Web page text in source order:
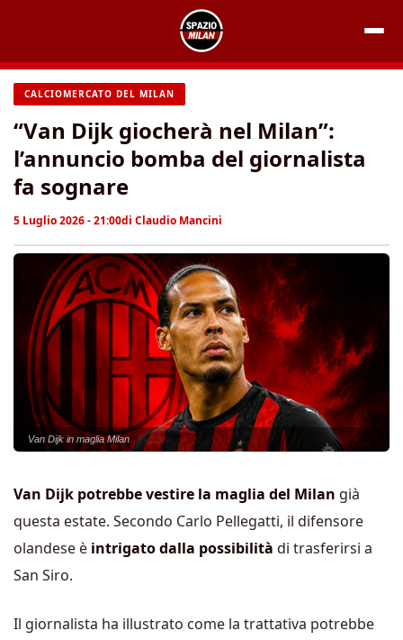
contenuto
CALCIOMERCATO DEL MILAN
“Van Dijk giocherà nel Milan”:
l’annuncio bomba del giornalista
fa sognare
5 Luglio 2026 - 21:00di Claudio Mancini
Van Dijk in maglia Milan
Van Dijk potrebbe vestire la maglia del Milan già
questa estate. Secondo Carlo Pellegatti, il difensore
olandese è intrigato dalla possibilità di trasferirsi a
San Siro.
Il giornalista ha illustrato come la trattativa potrebbe